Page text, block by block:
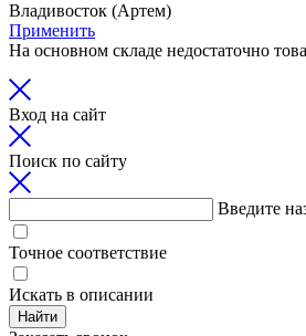
Владивосток (Артем)
Применить
На основном складе недостаточно
Вход на сайт
Поиск по сайту
Введите
Точное соответствие
Искать в описании
Найти